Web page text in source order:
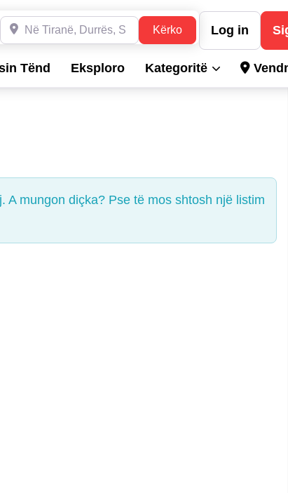
Hotele, Produkte, Teknikë, Hidrualikë, etj.
Në Tiranë, Durrës, Shkodër, Sarandë dhe në gjithë
KërkoKërko Log in
Tënd Eksploro Kategoritë
mungon diçka? Pse të mos shtosh një listim